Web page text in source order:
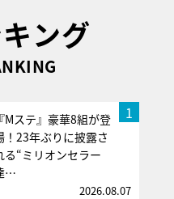
ング
1
『Mステ』豪華8組が登
！23年ぶりに披露さ
る“ミリオンセラー
…
2026.08.07